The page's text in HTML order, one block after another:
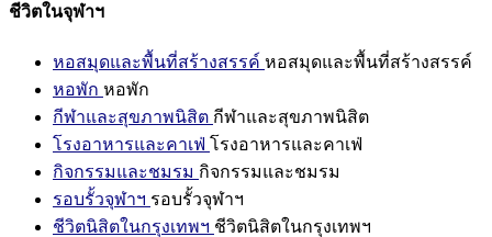
ชีวิตในจุฬาฯ
หอสมุดและพื้นที่สร้างสรรค์ หอสมุดและพื้นที่สร้างสรรค์
หอพัก หอพัก
กีฬาและสุขภาพนิสิต กีฬาและสุขภาพนิสิต
โรงอาหารและคาเฟ่ โรงอาหารและคาเฟ่
กิจกรรมและชมรม กิจกรรมและชมรม
รอบรั้วจุฬาฯ รอบรั้วจุฬาฯ
ชีวิตนิสิตในกรุงเทพฯ ชีวิตนิสิตในกรุงเทพฯ